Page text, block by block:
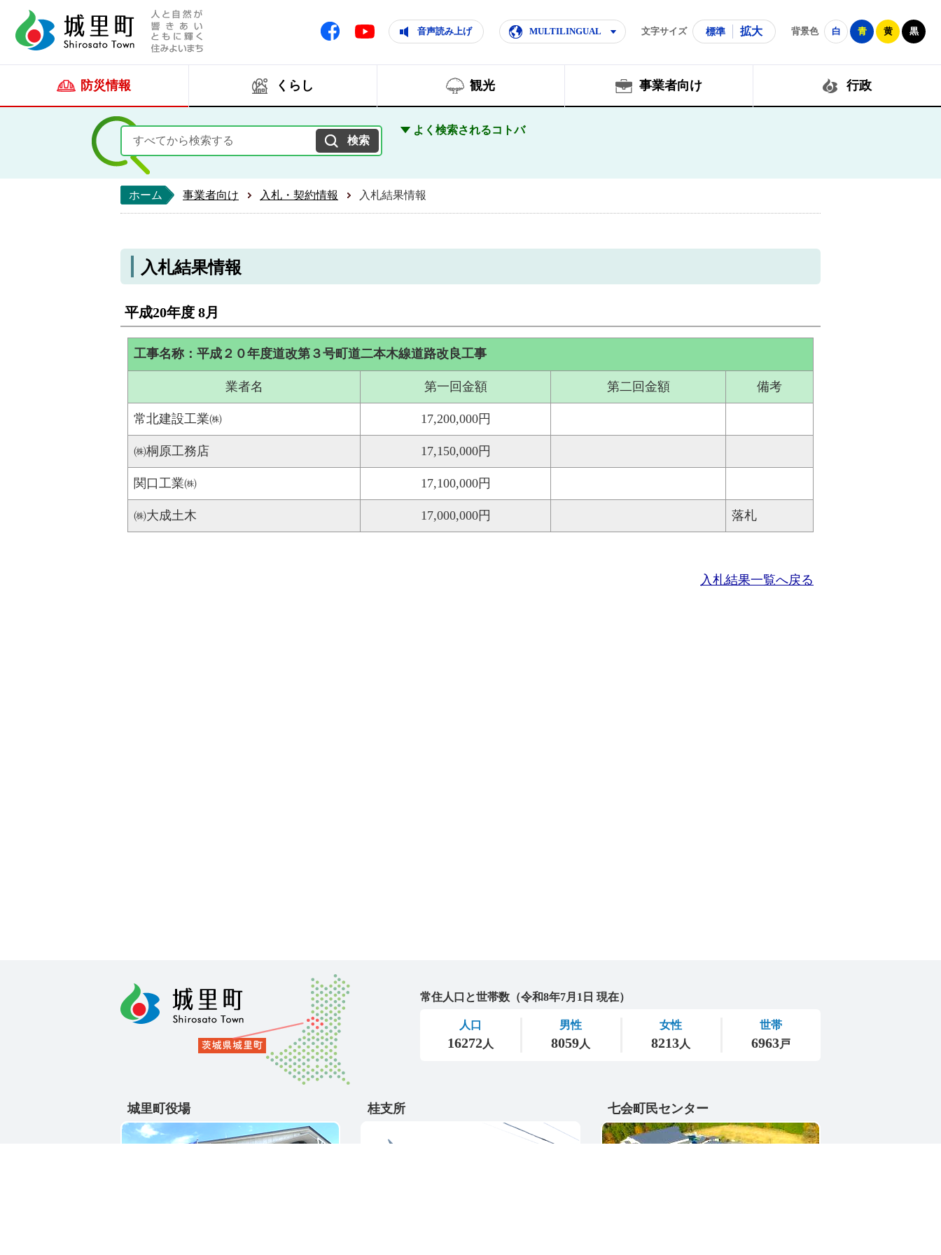
人と自然が響きあいともに輝く住みよいまち
Facebook Youtube 音声読み上げ MULTILINGUAL 文字サイズ 標準 拡大 背景色 白 青 黄 黒
防災情報 くらし 観光 事業者向け 行政
よく検索されるコトバ
ホーム 事業者向け 入札・契約情報 入札結果情報
入札結果情報
平成20年度 8月
工事名称：平成２０年度道改第３号町道二本木線道路改良工事
業者名 第一回金額 第二回金額 備考
常北建設工業㈱ 17,200,000円
㈱桐原工務店 17,150,000円
関口工業㈱ 17,100,000円
㈱大成土木 17,000,000円 落札
入札結果一覧へ戻る
城里町役場 桂支所 七会町民センター